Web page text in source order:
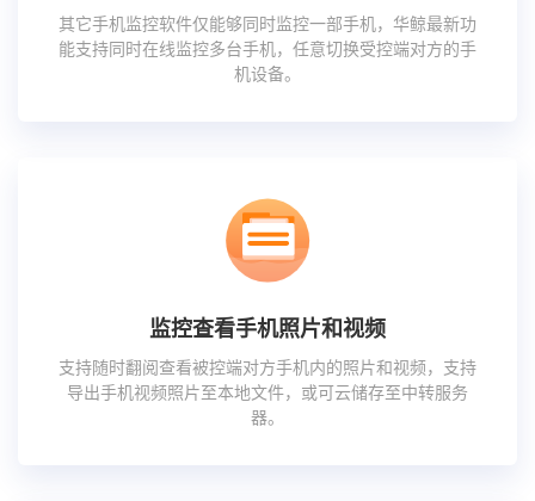
其它手机监控软件仅能够同时监控一部手机，华鲸最新功
能支持同时在线监控多台手机，任意切换受控端对方的手
机设备。
监控查看手机照片和视频
支持随时翻阅查看被控端对方手机内的照片和视频，支持
导出手机视频照片至本地文件，或可云储存至中转服务
器。